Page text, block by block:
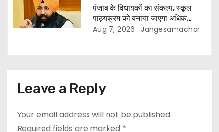
पंजाब के विधायकों का संकल्प, स्कूल
पाठ्यक्रम को बनाया जाएगा अधिक
प्रासंगिक और आधुनिक
Aug 7, 2026 Jangesamachar
Leave a Reply
Your email address will not be published.
Required fields are marked *